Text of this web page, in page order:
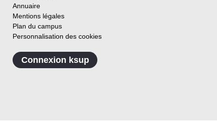
Annuaire
Mentions légales
Plan du campus
Personnalisation des cookies
Connexion ksup